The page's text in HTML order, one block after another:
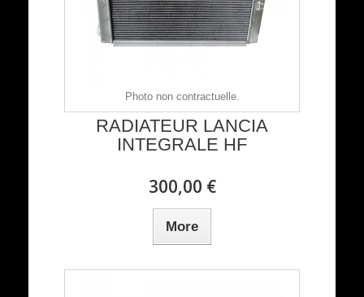
Photo non contractuelle.
RADIATEUR LANCIA
INTEGRALE HF
300,00 €
More